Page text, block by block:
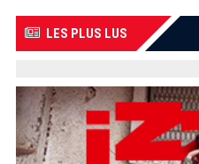
LES PLUS LUS